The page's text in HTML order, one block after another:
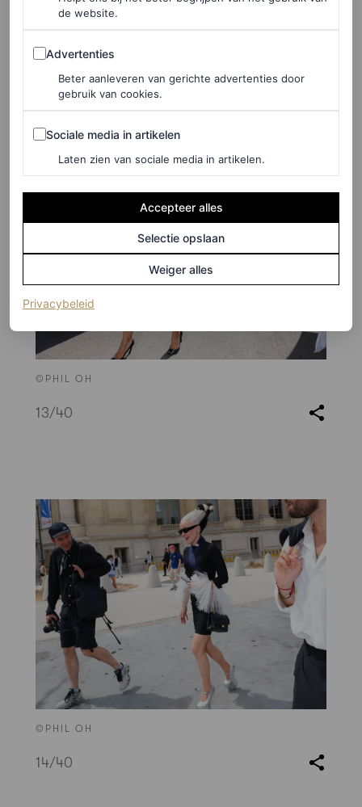
12/40
©PHIL OH
13/40
©PHIL OH
14/40
de website.
Advertenties
Advertenties
Beter aanleveren van gerichte advertenties door
gebruik van cookies.
Sociale media in artikelen
Sociale media in artikelen
Laten zien van sociale media in artikelen.
Accepteer alles
Selectie opslaan
Weiger alles
Privacybeleid